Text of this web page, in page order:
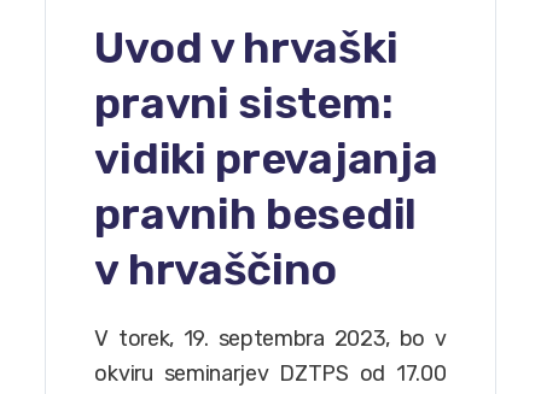
Uvod v hrvaški
pravni sistem:
vidiki prevajanja
pravnih besedil
v hrvaščino
V torek, 19. septembra 2023, bo v
okviru seminarjev DZTPS od 17.00